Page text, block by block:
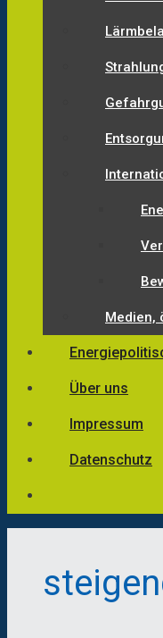
Medien,
Über uns
Impressum
Datenschutz